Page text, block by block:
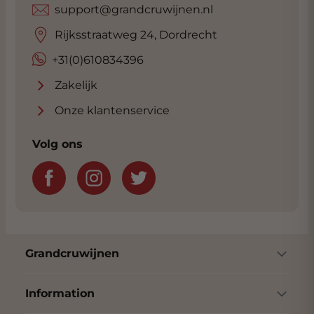
+31(0)610834396
support@grandcruwijnen.nl
Rijksstraatweg 24, Dordrecht
Zakelijk
Onze klantenservice
Volg ons
Grandcruwijnen
Information